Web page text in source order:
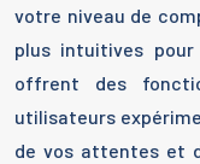
votre niveau de
plus intuitives
offrent des
utilisateurs
de vos attentes et